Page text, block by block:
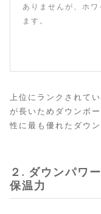
ありませんが、ホ
ます。
上位にランクされて
が長いためダウンボ
性に最も優れたダウ
２. ダウンパワ
保温力